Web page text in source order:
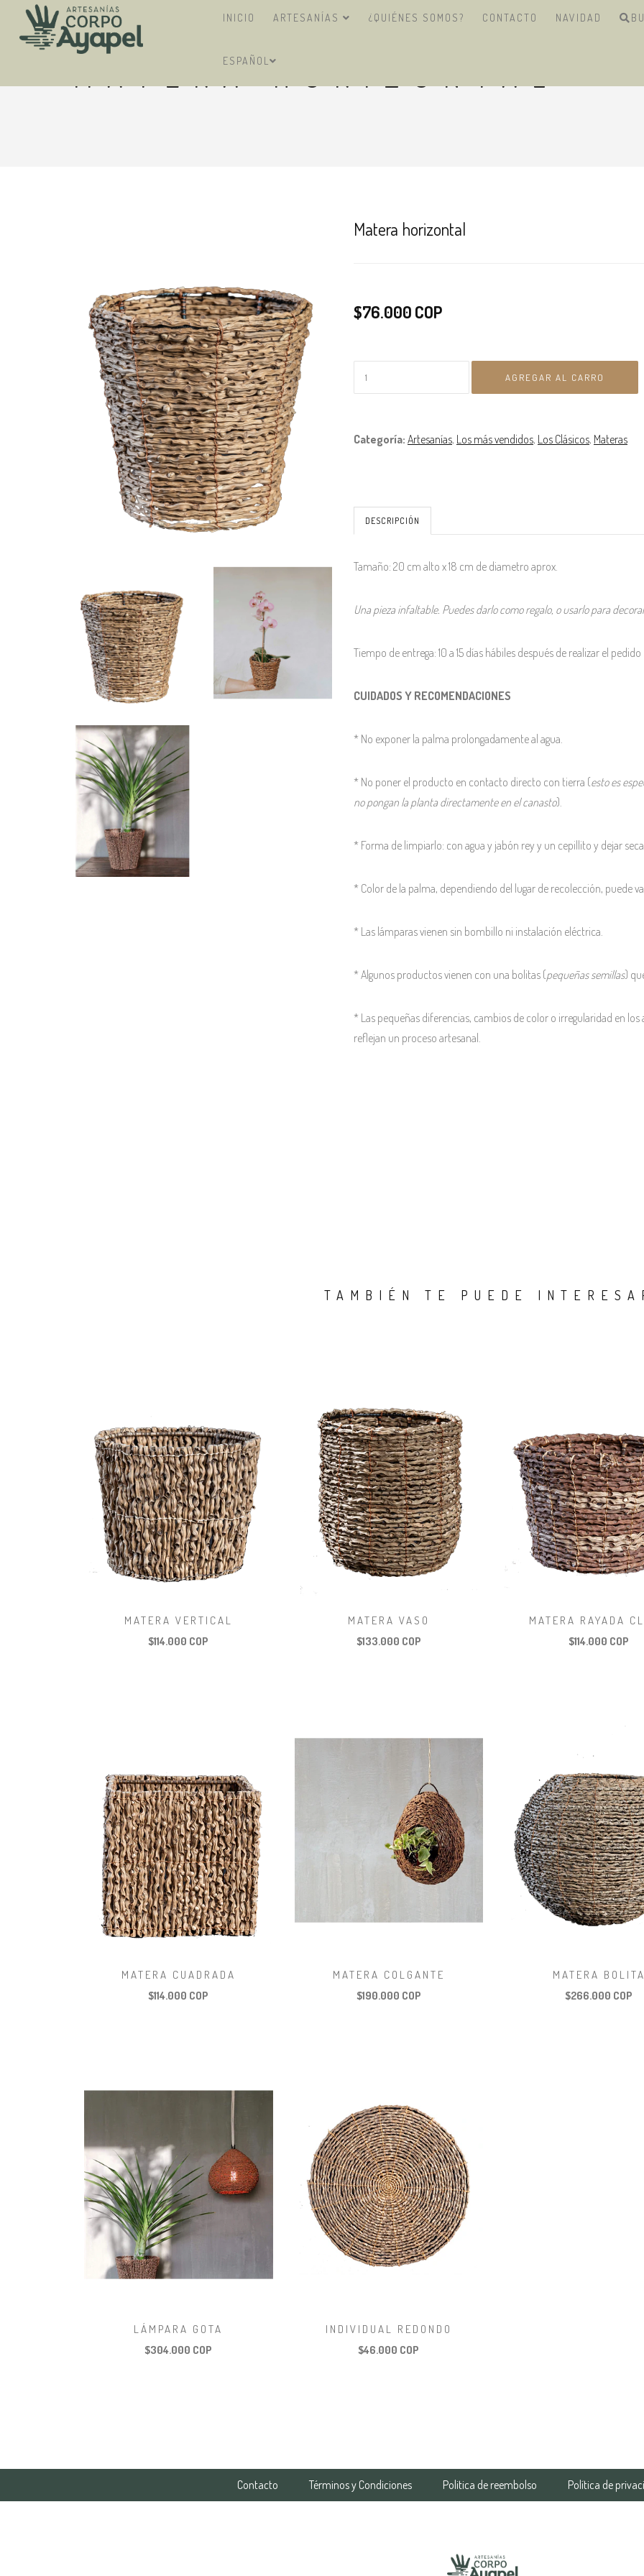
INICIO ARTESANÍAS ¿QUIÉNES SOMOS? CONTACTO NAVIDAD
ESPAÑOL
MATERA HORIZONTAL
Matera horizontal
$76.000 COP
Categoría: Artesanías, Los más vendidos, Los Clásicos, Materas
DESCRIPCIÓN
Tamaño: 20 cm alto x 18 cm de diametro aprox.
Una pieza infaltable. Puedes darlo como regalo, o usarlo para
Tiempo de entrega: 10 a 15 días hábiles después de realizar el
CUIDADOS Y RECOMENDACIONES
* No exponer la palma prolongadamente al agua.
* No poner el producto en contacto directo con tierra (esto es
no pongan la planta directamente en el canasto).
* Forma de limpiarlo: con agua y jabón rey y un cepillito y dejar
* Color de la palma, dependiendo del lugar de recolección, puede
* Las lámparas vienen sin bombillo ni instalación eléctrica.
* Algunos productos vienen con una bolitas (pequeñas semillas)
* Las pequeñas diferencias, cambios de color o irregularidad en
reflejan un proceso artesanal.
TAMBIÉN TE PUEDE
MATERA VERTICAL
$114.000 COP
MATERA VASO
$133.000 COP
MATERA RAYADA
$114.000 COP
MATERA CUADRADA
$114.000 COP
MATERA COLGANTE
$190.000 COP
MATERA
$266.000 COP
LÁMPARA GOTA
$304.000 COP
INDIVIDUAL REDONDO
$46.000 COP
Contacto Términos y Condiciones Politica de reembolso Política de